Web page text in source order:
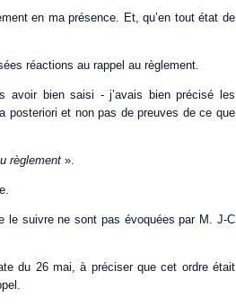
en ma présence. Et, qu’en tout état de
réactions au rappel au règlement.
avoir bien saisi - j’avais bien précisé les
posteriori et non pas de preuves de ce que
règlement ».
le suivre ne sont pas évoquées par M. J-C
du 26 mai, à préciser que cet ordre était